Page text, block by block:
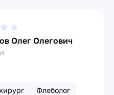
Олег Олегович
Флеболог